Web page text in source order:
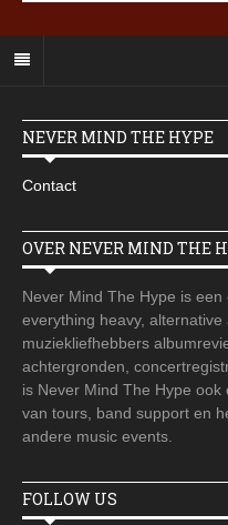
NEVER MIND THE HYPE
Contact
OVER NEVER MIND THE
Never Mind The Hype is
everything heavy,
muziekliefhebbers
achtergronden,
is Never Mind The Hype
van tours, band support en
andere music events.
FOLLOW US